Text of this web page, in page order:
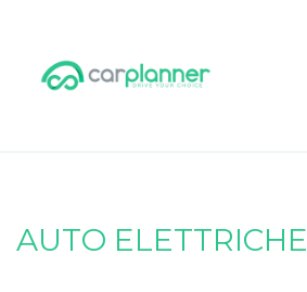
AUTO ELETTRICHE